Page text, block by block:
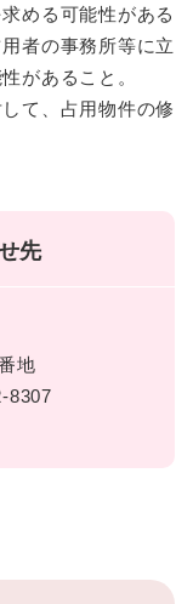
める可能性がある
者の事務所等に立
があること。
て、占用物件の修
先
地
8307